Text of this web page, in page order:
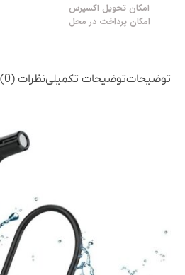
امکان تحویل اکسپرس
امکان پرداخت در محل
توضیحاتتوضیحات تکمیلینظرات (0)